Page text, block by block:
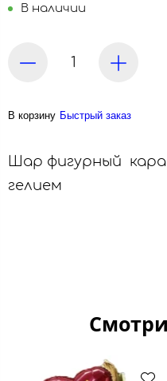
В наличии
В корзину Быстрый заказ
Шар фигурный
гелием